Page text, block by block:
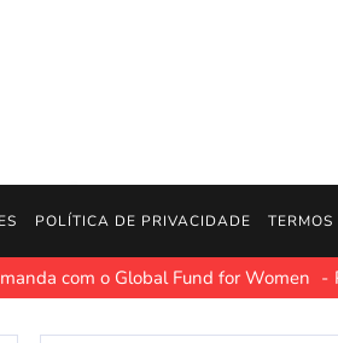
POLÍTICA DE PRIVACIDADE
com o Global Fund for Women